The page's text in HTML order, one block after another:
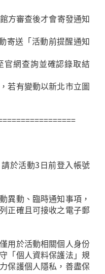
方審查後才會寄發通知
寄送「活動前提醒通知
官網查詢並確認錄取結
若有變動以新北市立圖
於活動3日前登入帳號
異動、臨時通知事項，
正確且可接收之電子郵
用於活動相關個人身份
「個人資料保護法」規
保護個人隱私，善盡保